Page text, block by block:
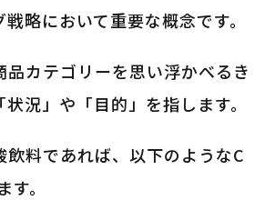
略において重要な概念です。
品カテゴリーを思い浮かべるき
況」や「目的」を指します。
飲料であれば、以下のようなC
。